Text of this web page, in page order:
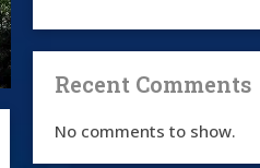
Recent Comments
No comments to show.